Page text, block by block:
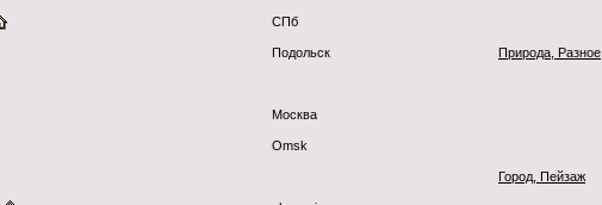
СПб
Подольск Природа, Разное
Москва
Omsk
Город, Пейзаж